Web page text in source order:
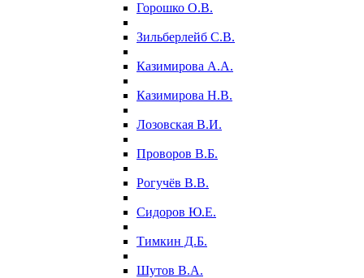
Горошко О.В.
Зильберлейб С.В.
Казимирова А.А.
Казимирова Н.В.
Лозовская В.И.
Проворов В.Б.
Рогучёв В.В.
Сидоров Ю.Е.
Тимкин Д.Б.
Шутов В.А.